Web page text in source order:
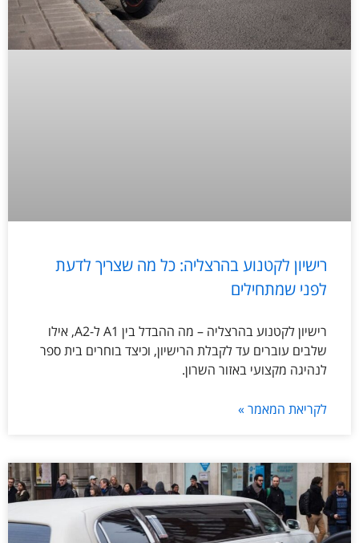
רישיון לקטנוע בהרצליה: כל מה שצריך לדעת
לפני שמתחילים
רישיון לקטנוע בהרצליה – מה ההבדל בין A1 ל-A2, אילו
שלבים עוברים עד לקבלת הרישיון, וכיצד בוחרים בית ספר
לנהיגה מקצועי באזור השרון.
לקריאת המאמר »